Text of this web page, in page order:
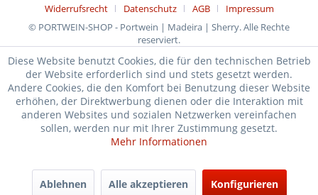
Widerrufsrecht
Datenschutz AGB
Impressum
© PORTWEIN-SHOP - Portwein | Madeira | Sherry. Alle Rechte
reserviert.
Diese Website benutzt Cookies, die für den technischen Betrieb
der Website erforderlich sind und stets gesetzt werden.
Andere Cookies, die den Komfort bei Benutzung dieser Website
erhöhen, der Direktwerbung dienen oder die Interaktion mit
anderen Websites und sozialen Netzwerken vereinfachen
sollen, werden nur mit Ihrer Zustimmung gesetzt.
Mehr Informationen
Ablehnen Alle akzeptieren Konfigurieren